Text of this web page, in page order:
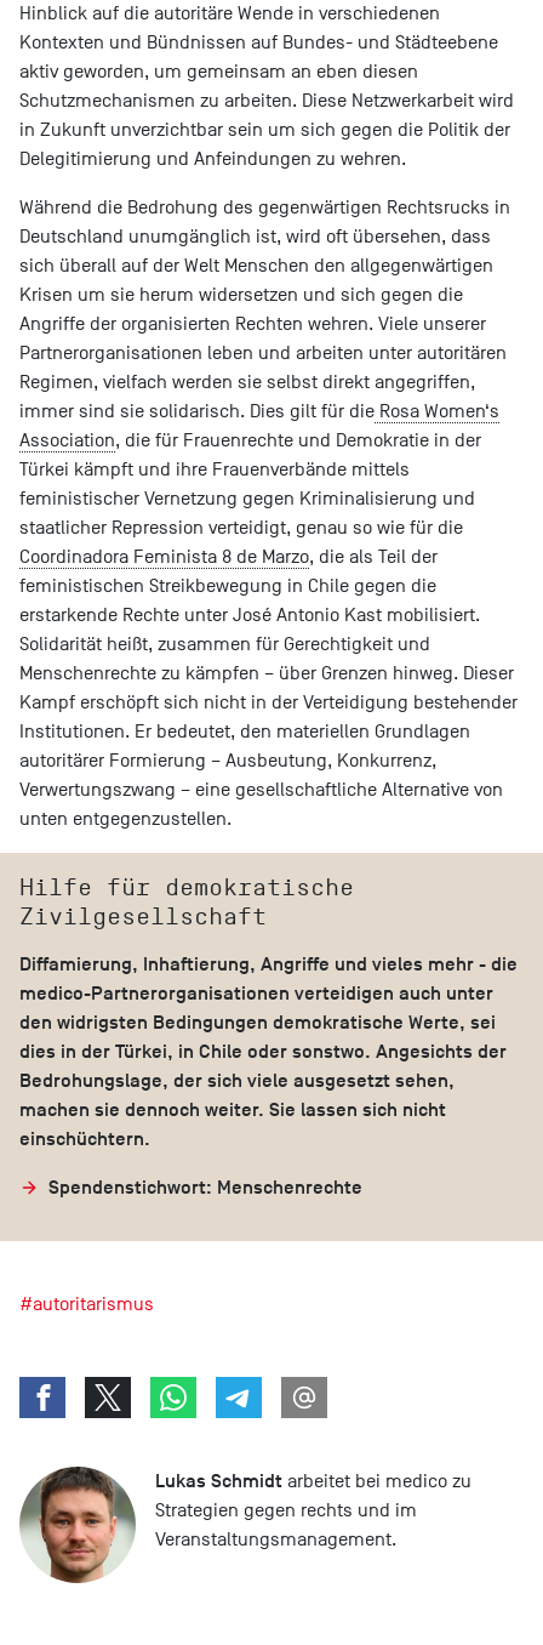
Hinblick auf die autoritäre Wende in verschiedenen
Kontexten und Bündnissen auf Bundes- und Städteebene
aktiv geworden, um gemeinsam an eben diesen
Schutzmechanismen zu arbeiten. Diese Netzwerkarbeit wird
in Zukunft unverzichtbar sein um sich gegen die Politik der
Delegitimierung und Anfeindungen zu wehren.
Während die Bedrohung des gegenwärtigen Rechtsrucks in
Deutschland unumgänglich ist, wird oft übersehen, dass
sich überall auf der Welt Menschen den allgegenwärtigen
Krisen um sie herum widersetzen und sich gegen die
Angriffe der organisierten Rechten wehren. Viele unserer
Partnerorganisationen leben und arbeiten unter autoritären
Regimen, vielfach werden sie selbst direkt angegriffen,
immer sind sie solidarisch. Dies gilt für die Rosa Women‘s
Association, die für Frauenrechte und Demokratie in der
Türkei kämpft und ihre Frauenverbände mittels
feministischer Vernetzung gegen Kriminalisierung und
staatlicher Repression verteidigt, genau so wie für die
Coordinadora Feminista 8 de Marzo, die als Teil der
feministischen Streikbewegung in Chile gegen die
erstarkende Rechte unter José Antonio Kast mobilisiert.
Solidarität heißt, zusammen für Gerechtigkeit und
Menschenrechte zu kämpfen – über Grenzen hinweg. Dieser
Kampf erschöpft sich nicht in der Verteidigung bestehender
Institutionen. Er bedeutet, den materiellen Grundlagen
autoritärer Formierung – Ausbeutung, Konkurrenz,
Verwertungszwang – eine gesellschaftliche Alternative von
unten entgegenzustellen.
Hilfe für demokratische
Zivilgesellschaft
Diffamierung, Inhaftierung, Angriffe und vieles mehr - die
medico-Partnerorganisationen verteidigen auch unter
den widrigsten Bedingungen demokratische Werte, sei
dies in der Türkei, in Chile oder sonstwo. Angesichts der
Bedrohungslage, der sich viele ausgesetzt sehen,
machen sie dennoch weiter. Sie lassen sich nicht
einschüchtern.
Spendenstichwort: Menschenrechte
#autoritarismus
Lukas Schmidt arbeitet bei medico zu
Strategien gegen rechts und im
Veranstaltungsmanagement.